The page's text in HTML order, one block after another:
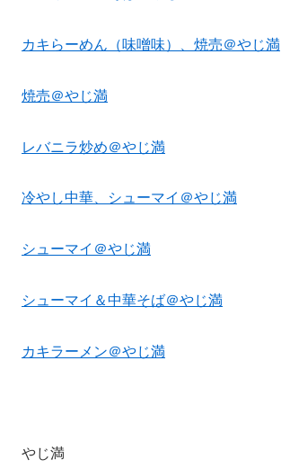
カキらーめん（味噌味）、焼売＠やじ満
焼売＠やじ満
レバニラ炒め＠やじ満
冷やし中華、シューマイ＠やじ満
シューマイ＠やじ満
シューマイ＆中華そば＠やじ満
カキラーメン＠やじ満
やじ満